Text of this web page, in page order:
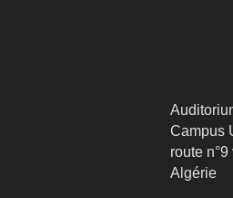
Campus
route
Algérie